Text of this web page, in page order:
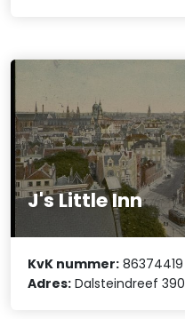
J's Little Inn
KvK nummer: 86374419
Adres: Dalsteindreef 390